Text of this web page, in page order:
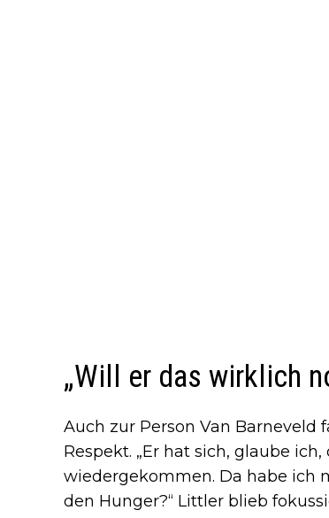
„Will er das wirklich
Auch zur Person Van
Respekt. „Er hat sich, glaube
wiedergekommen. Da habe ich
den Hunger?“ Littler blieb